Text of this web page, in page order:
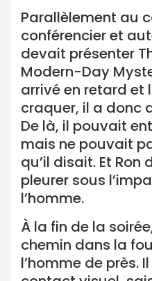
Parallèlement au
conférencier et
devait présenter
Modern-Day
arrivé en retard et
craquer, il a donc
De là, il pouvait
mais ne pouvait
qu’il disait. Et Ron
pleurer sous
l’homme.
À la fin de la
chemin dans la
l’homme de près.